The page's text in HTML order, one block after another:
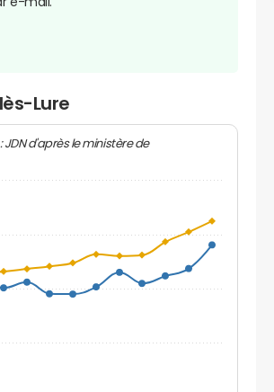
Lure
JDN d'après le ministère de